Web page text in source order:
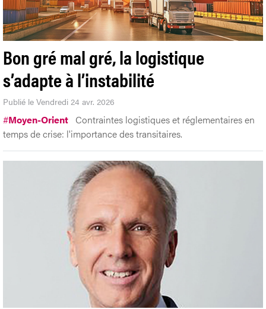
Bon gré mal gré, la logistique
s’adapte à l’instabilité
Publié le Vendredi 24 avr. 2026
#Moyen-Orient Contraintes logistiques et réglementaires en
temps de crise: l'importance des transitaires.